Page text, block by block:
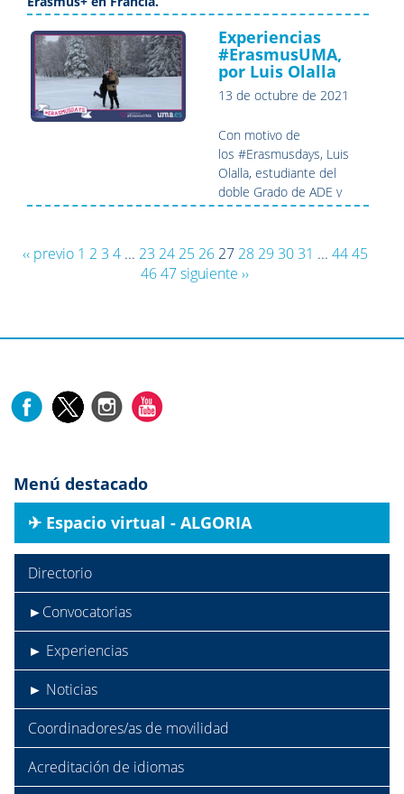
Experiencias
#ErasmusUMA,
por Luis Olalla
13 de octubre de 2021
Con motivo de
los #Erasmusdays, Luis
Olalla, estudiante del
doble Grado de ADE y
Derecho en la Universidad
nosotros parte de su
experiencia
‹‹ previo 1 2 3 4... 23 24 25 26 27 28 29 30 31 ... 44 45
4647siguiente ››
Menú destacado
✈︎ Espacio virtual - ALGORIA
Directorio
►Convocatorias
► Experiencias
► Noticias
Coordinadores/as de movilidad
Acreditación de idiomas